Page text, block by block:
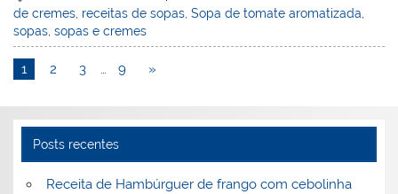
e
st
e
dI
n
e
b
o
k
er l
o
o
e
de cremes receitas de sopas ,Sopa de tomate aromatizada
sopas ,sopas e cremes
1 2 3 … 9 »
Posts recentes
Receita de Hambúrguer de frango com cebolinha